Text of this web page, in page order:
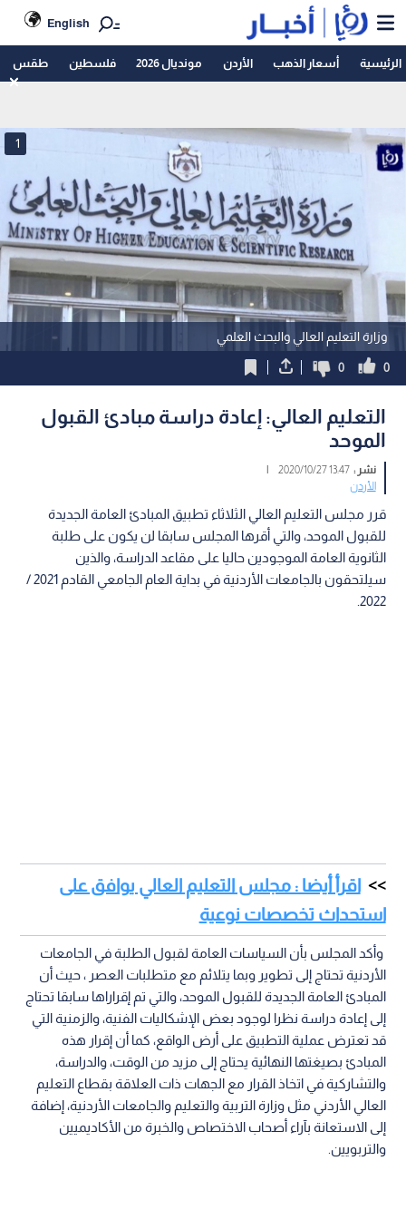
English
الرئيسية أسعار الذهب الأردن مونديال 2026 فلسطين طقس
وزارة التعليم العالي والبحث العلمي
1
0
0
التعليم العالي: إعادة دراسة مبادئ القبول
الموحد
نشر :13:47 2020/10/27
|
الأردن
قرر مجلس التعليم العالي الثلاثاء تطبيق المبادئ العامة الجديدة
للقبول الموحد، والتي أقرها المجلس سابقا لن يكون على طلبة
الثانوية العامة الموجودين حاليا على مقاعد الدراسة، والذين
سيلتحقون بالجامعات الأردنية في بداية العام الجامعي القادم 2021 /
2022.
اقرأ أيضا : مجلس التعليم العالي يوافق على
استحداث تخصصات نوعية
وأكد المجلس بأن السياسات العامة لقبول الطلبة في الجامعات
الأردنية تحتاج إلى تطوير وبما يتلائم مع متطلبات العصر ، حيث أن
المبادئ العامة الجديدة للقبول الموحد، والتي تم إقراراها سابقا تحتاج
إلى إعادة دراسة نظرا لوجود بعض الإشكاليات الفنية، والزمنية التي
قد تعترض عملية التطبيق على أرض الواقع، كما أن إقرار هذه
المبادئ بصيغتها النهائية يحتاج إلى مزيد من الوقت، والدراسة،
والتشاركية في اتخاذ القرار مع الجهات ذات العلاقة بقطاع التعليم
العالي الأردني مثل وزارة التربية والتعليم والجامعات الأردنية، إضافة
إلى الاستعانة بآراء أصحاب الاختصاص والخبرة من الأكاديميين
والتربويين.